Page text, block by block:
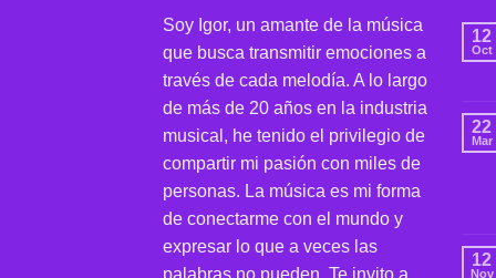
Soy Igor, un amante de la música
que busca transmitir emociones a
través de cada melodía. A lo largo
de más de 20 años en la industria
musical, he tenido el privilegio de
compartir mi pasión con miles de
personas. La música es mi forma
de conectarme con el mundo y
expresar lo que a veces las
palabras no pueden. Te invito a
12
Oct
22
Mar
12
Nov